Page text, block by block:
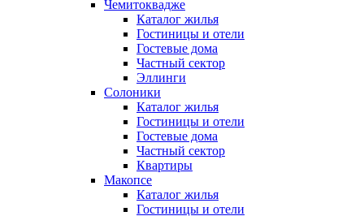
Чемитоквадже
Каталог жилья
Гостиницы и отели
Гостевые дома
Частный сектор
Эллинги
Солоники
Каталог жилья
Гостиницы и отели
Гостевые дома
Частный сектор
Квартиры
Макопсе
Каталог жилья
Гостиницы и отели